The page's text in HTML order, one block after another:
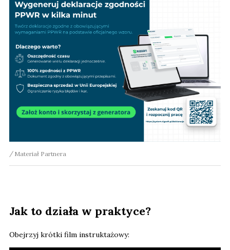
Materiał Partnera
Jak to działa w praktyce?
Obejrzyj krótki film instruktażowy: